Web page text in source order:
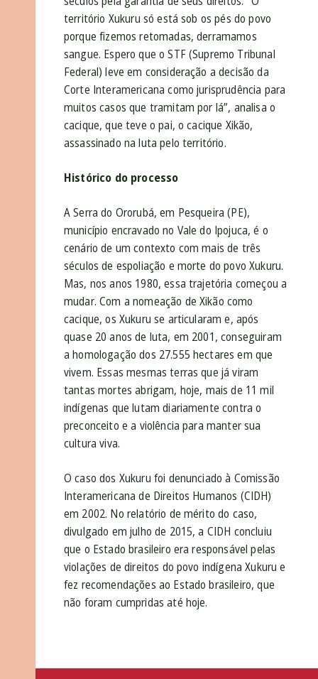
território Xukuru só está sob os pés do povo
porque fizemos retomadas, derramamos
sangue. Espero que o STF (Supremo Tribunal
Federal) leve em consideração a decisão da
Corte Interamericana como jurisprudência para
muitos casos que tramitam por lá”, analisa o
cacique, que teve o pai, o cacique Xikão,
assassinado na luta pelo território.
Histórico do processo
A Serra do Ororubá, em Pesqueira (PE),
município encravado no Vale do Ipojuca, é o
cenário de um contexto com mais de três
séculos de espoliação e morte do povo Xukuru.
Mas, nos anos 1980, essa trajetória começou a
mudar. Com a nomeação de Xikão como
cacique, os Xukuru se articularam e, após
quase 20 anos de luta, em 2001, conseguiram
a homologação dos 27.555 hectares em que
vivem. Essas mesmas terras que já viram
tantas mortes abrigam, hoje, mais de 11 mil
indígenas que lutam diariamente contra o
preconceito e a violência para manter sua
cultura viva.
O caso dos Xukuru foi denunciado à Comissão
Interamericana de Direitos Humanos (CIDH)
em 2002. No relatório de mérito do caso,
divulgado em julho de 2015, a CIDH concluiu
que o Estado brasileiro era responsável pelas
violações de direitos do povo indígena Xukuru e
fez recomendações ao Estado brasileiro, que
não foram cumpridas até hoje.